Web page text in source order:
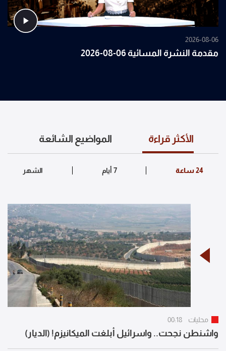
2026-08-06
مقدمة النشرة المسائية 06-08-2026
الأكثر قراءة المواضيع الشائعة
محليات 00:18
واشنطن نجحت.. واسرائيل أبلغت الميكانيزم! (الديار)